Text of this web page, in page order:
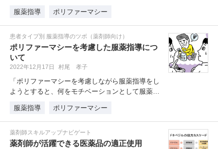
服薬指導
ポリファーマシー
患者タイプ別 服薬指導のツボ（薬剤師向け）
ポリファーマシーを考慮した服薬指導につ
いて
2022年12月17日 村尾 孝子
「ポリファーマシーを考慮しながら服薬指導をし
ようとすると、何をモチベーションとして服薬指
服薬指導
ポリファーマシー
薬剤師スキルアップナビゲート
薬剤師が活躍できる医薬品の適正使用